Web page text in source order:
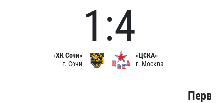
«ХК Сочи»
г. Сочи
1:4
«ЦСКА»
г. Москва